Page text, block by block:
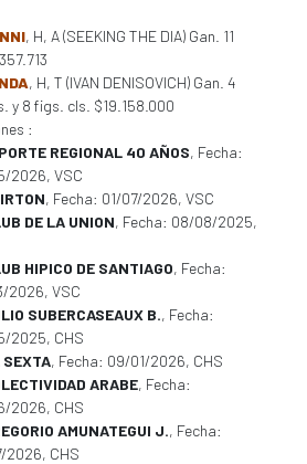
, H, A (SEEKING THE DIA) Gan. 11
, H, T (IVAN DENISOVICH) Gan. 4
y 8 figs. cls. $19.158.000
:
REGIONAL 40 AÑOS, Fecha:
2026, VSC
, Fecha: 01/07/2026, VSC
DE LA UNION, Fecha: 08/08/2025,
HIPICO DE SANTIAGO, Fecha:
2026, VSC
SUBERCASEAUX B., Fecha:
2025, CHS
SEXTA, Fecha: 09/01/2026, CHS
ARABE, Fecha:
2026, CHS
AMUNATEGUI J., Fecha:
2026, CHS